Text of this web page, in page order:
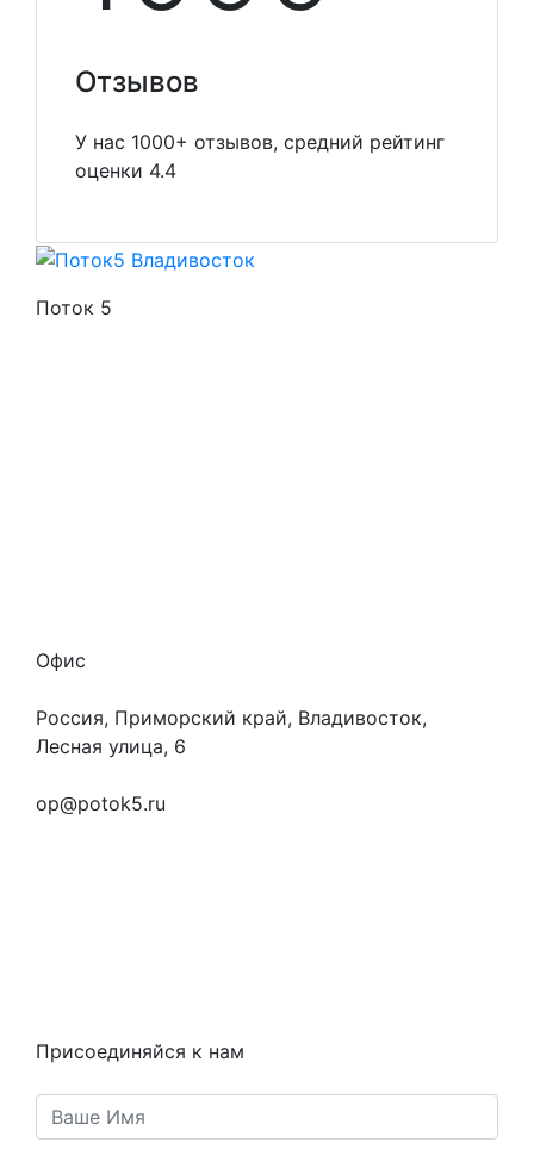
Отзывов
У нас 1000+ отзывов, средний рейтинг
оценки 4.4
Поток 5
Офис
Россия, Приморский край, Владивосток,
Лесная улица, 6
op@potok5.ru
Присоединяйся к нам